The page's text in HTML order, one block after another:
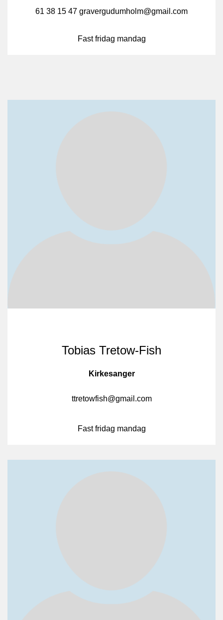
61 38 15 47 gravergudumholm@gmail.com
Fast fridag mandag
Tobias Tretow-Fish
Kirkesanger
ttretowfish@gmail.com
Fast fridag mandag